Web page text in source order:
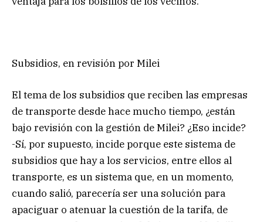
Subsidios, en revisión por Milei
El tema de los subsidios que reciben las empresas
de transporte desde hace mucho tiempo, ¿están
bajo revisión con la gestión de Milei? ¿Eso incide?
-Sí, por supuesto, incide porque este sistema de
subsidios que hay a los servicios, entre ellos al
transporte, es un sistema que, en un momento,
cuando salió, parecería ser una solución para
apaciguar o atenuar la cuestión de la tarifa, de